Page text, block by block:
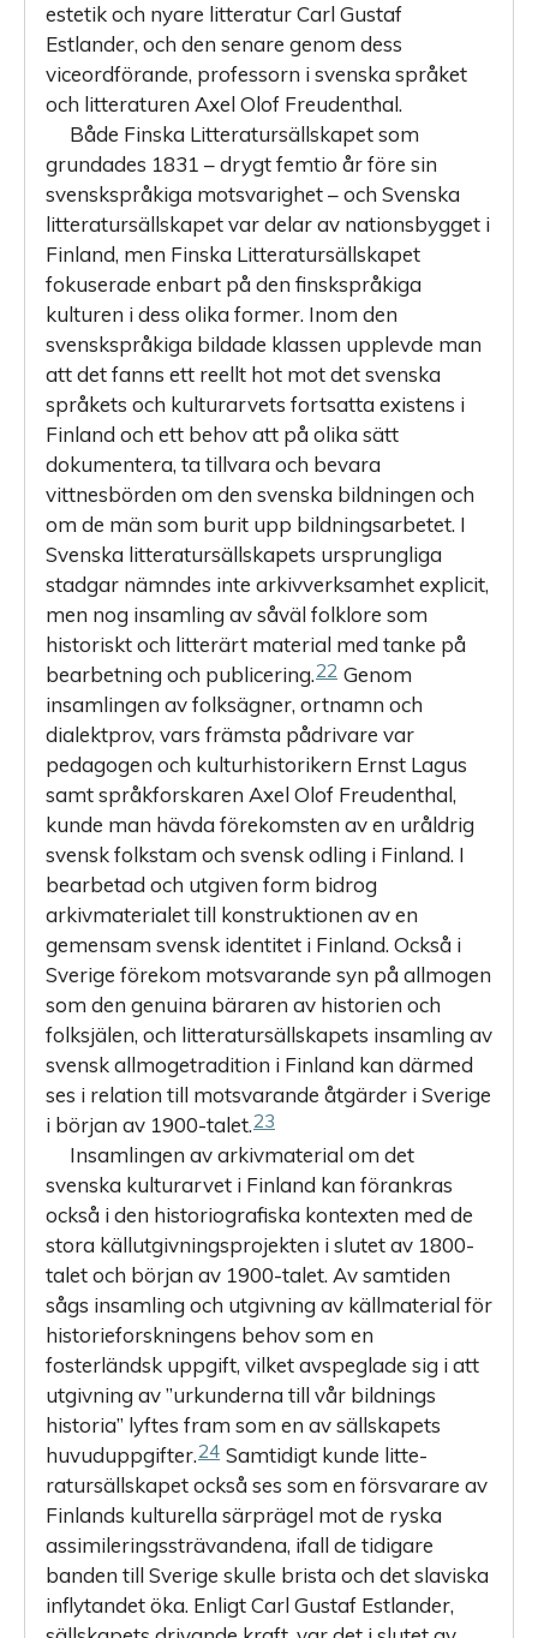
estetik och nyare litteratur Carl Gustaf
Estlander, och den senare genom dess
viceordförande, professorn i svenska språket
och litteraturen Axel Olof Freudenthal.
Både Finska Litteratursällskapet som
grundades 1831 – drygt femtio år före sin
svenskspråkiga motsvarighet – och Svenska
litte­ratursällskapet var delar av nationsbygget i
Finland, men Finska Litte­ratursällskapet
fokuserade enbart på den finskspråkiga
kulturen i dess olika former. Inom den
svenskspråkiga bildade klassen upplevde man
att det fanns ett reellt hot mot det svenska
språkets och kulturarvets fortsatta existens i
Finland och ett behov att på olika sätt
dokumentera, ta tillvara och bevara
vittnesbörden om den svenska bildningen och
om de män som burit upp bildningsarbetet. I
Svenska litteratursällskapets ursprungliga
stadgar nämndes inte arkivverksamhet explicit,
men nog insamling av såväl folklore som
historiskt och litterärt material med tanke på
bearbetning och publicering.22 Genom
insamlingen av folksägner, ortnamn och
dialektprov, vars främsta pådrivare var
pedagogen och kulturhistorikern Ernst Lagus
samt språkforskaren Axel Olof Freudenthal,
kunde man hävda förekomsten av en uråldrig
svensk folkstam och svensk odling i Finland. I
bearbetad och utgiven form bidrog
arkivmaterialet till konstruktionen av en
gemensam svensk identitet i Finland. Också i
Sverige förekom motsvarande syn på allmogen
som den genuina bäraren av historien och
folksjälen, och litteratursällskapets insamling av
svensk allmogetradition i Finland kan därmed
ses i relation till motsvarande åtgärder i Sverige
i början av 1900-talet.23
Insamlingen av arkivmaterial om det
svenska kulturarvet i Finland kan förankras
också i den historiografiska kontexten med de
stora källutgivningsprojekten i slutet av 1800-
talet och början av 1900-talet. Av samtiden
sågs insamling och utgivning av källmaterial för
historieforskningens behov som en
fosterländsk uppgift, vilket avspeglade sig i att
utgivning av ”urkunderna till vår bildnings
historia” lyftes fram som en av sällskapets
huvuduppgifter.24 Samtidigt kunde litte­
ratursällskapet också ses som en försvarare av
Finlands kulturella särprägel mot de ryska
assimileringssträvandena, ifall de tidigare
banden till Sverige skulle brista och det slaviska
inflytandet öka. Enligt Carl ­Gustaf ­Estlander,